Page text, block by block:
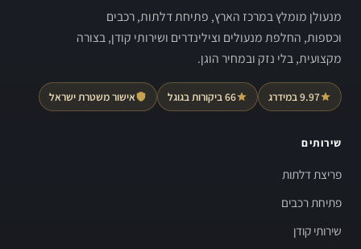
מנעולן מומלץ במרכז הארץ, פתיחת דלתות, רכבים
וכספות, החלפת מנעולים וצילינדרים ושירותי קודן, בצורה
מקצועית, בלי נזק ובמחיר הוגן.
9.97 במידרג 66 ביקורות בגוגל אישור משטרת ישראל
שירותים
פריצת דלתות
פתיחת רכבים
שירותי קודן